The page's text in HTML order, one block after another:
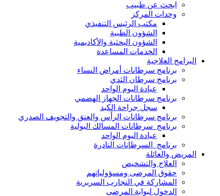
ابحث عن طبيب
وحدات المركز
مكتب الرئيس التنفيذي
الشؤون الطبية
الشؤون البحثية والأكاديمية
الخدمات المساعدة
البرامج العلاجية
برنامج سرطانات أمراض النساء
برنامج سرطان الثدي
عيادة اليوم الواحد
برنامج سرطانات الجهاز الهضمي
سجل جراحة الكبد
برنامج سرطانات الرأس والعنق والتجويف الصدري
برنامج سرطانات المسالك البولية
عيادة اليوم الواحد
برنامج السرطانات النادرة
المريض والعائلة
العلاج والتشخيص
حقوق المرضى ومسؤولياتهم
المشاركة في التجارب السريرية
الدخول لبوابة المرضى